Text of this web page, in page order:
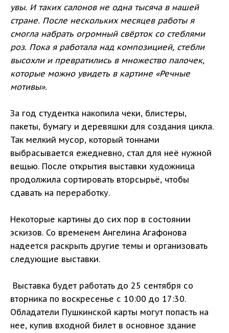
увы. И таких салонов не одна тысяча в нашей
стране. После нескольких месяцев работы я
смогла набрать огромный свёрток со стеблями
роз. Пока я работала над композицией, стебли
высохли и превратились в множество палочек,
которые можно увидеть в картине «Речные
мотивы».
За год студентка накопила чеки, блистеры,
пакеты, бумагу и деревяшки для создания цикла.
Так мелкий мусор, который тоннами
выбрасывается ежедневно, стал для неё нужной
вещью. После открытия выставки художница
продолжила сортировать вторсырьё, чтобы
сдавать на переработку.
Некоторые картины до сих пор в состоянии
эскизов. Со временем Ангелина Агафонова
надеется раскрыть другие темы и организовать
следующие выставки.
Выставка будет работать до 25 сентября со
вторника по воскресенье с 10:00 до 17:30.
Обладатели Пушкинской карты могут попасть на
нее, купив входной билет в основное здание